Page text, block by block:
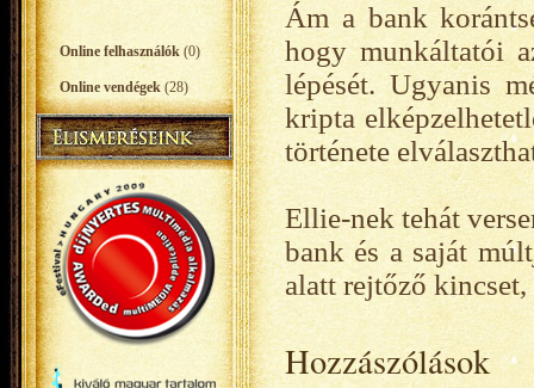
Online felhasználók (0)
Online vendégek (28)
Ám a bank
hogy munkáltatói
lépését. Ugyanis
kripta
története
Ellie-nek tehát
bank és a saját
alatt rejtőző
Hozzászólások